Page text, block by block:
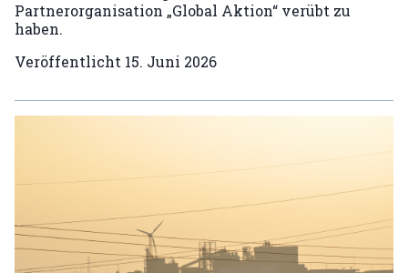
Partnerorganisation „Global Aktion“ verübt zu
haben.
Veröffentlicht 15. Juni 2026